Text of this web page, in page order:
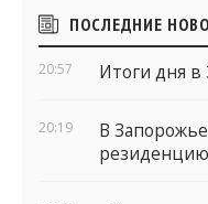
Боковые
виджеты
ПОСЛЕДНИЕ
20:57 Итоги дня в
20:19
В
резиденцию